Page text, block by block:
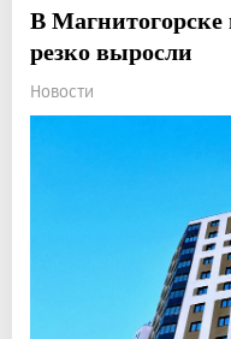
В
резко выросли
Новости